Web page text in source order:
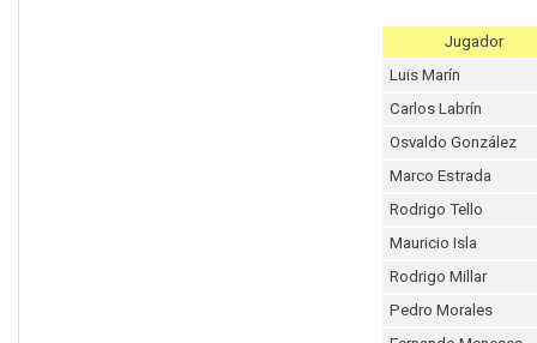
Jugador
Luis Marín
Carlos Labrín
Osvaldo González
Marco Estrada
Rodrigo Tello
Mauricio Isla
Rodrigo Millar
Pedro Morales